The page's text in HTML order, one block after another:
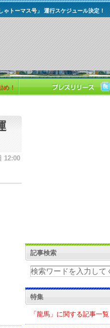
ゃトーマス号」 運行スケジュール決定！
め！
12:00
記事検索
特集
「龍馬」に関する記事一覧